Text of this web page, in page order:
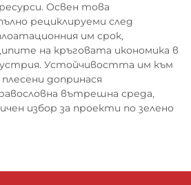
Освен това
рециклируеми след
им срок,
на кръговата икономика в
Устойчивостта им към
допринася
вътрешна среда,
избор за проекти по зелено